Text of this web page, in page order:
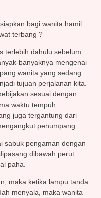
bagi wanita hamil
terbang ?
terlebih dahulu sebelum
banyaknya mengenai
wanita yang sedang
tujuan perjalanan kita.
sesuai dengan
waktu tempuh
juga tergantung dari
penumpang.
sabuk pengaman dengan
dibawah perut
paha.
maka ketika lampu tanda
menyala, maka wanita